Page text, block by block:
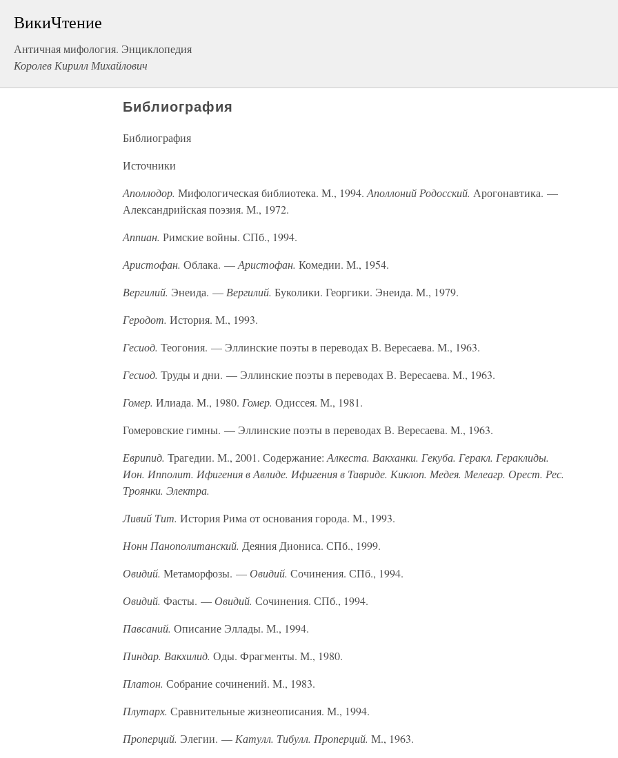
ВикиЧтение
Античная мифология. Энциклопедия
Королев Кирилл Михайлович
Библиография
Библиография
Источники
Аполлодор. Мифологическая библиотека. М., 1994. Аполлоний Родосский. Арогонавтика. —
Александрийская поэзия. М., 1972.
Аппиан. Римские войны. СПб., 1994.
Аристофан. Облака. —Аристофан. Комедии. М., 1954.
Вергилий. Энеида. — Вергилий. Буколики. Георгики. Энеида. М., 1979.
Геродот. История. М., 1993.
Гесиод. Теогония. — Эллинские поэты в переводах В. Вересаева. М., 1963.
Гесиод. Труды и дни. — Эллинские поэты в переводах В. Вересаева. М., 1963.
Гомер. Илиада. М., 1980. Гомер. Одиссея. М., 1981.
Гомеровские гимны. — Эллинские поэты в переводах В. Вересаева. М., 1963.
Еврипид. Трагедии. М., 2001. Содержание: Алкеста. Вакханки. Гекуба. Геракл. Гераклиды.
Ион. Ипполит. Ифигения в Авлиде. Ифигения в Тавриде. Киклоп. Медея. Мелеагр. Орест. Рес.
Троянки. Электра.
Ливий Тит. История Рима от основания города. М., 1993.
Нонн Панополитанский. Деяния Диониса. СПб., 1999.
Овидий. Метаморфозы. —Овидий. Сочинения. СПб., 1994.
Овидий. Фасты. —Овидий. Сочинения. СПб., 1994.
Павсаний. Описание Эллады. М., 1994.
Пиндар. Вакхилид. Оды. Фрагменты. М., 1980.
Платон. Собрание сочинений. М., 1983.
Плутарх. Сравнительные жизнеописания. М., 1994.
Проперций. Элегии. — Катулл. Тибулл. Проперций. М., 1963.